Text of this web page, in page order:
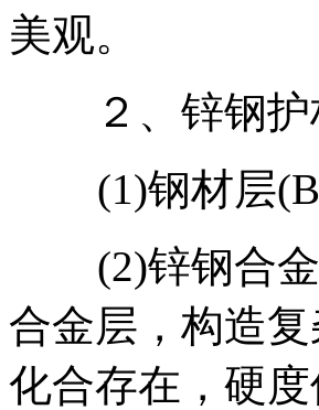
美观。
２、锌钢护
(1)钢材层
(2)锌钢合金
合金层，构造
化合存在，硬度